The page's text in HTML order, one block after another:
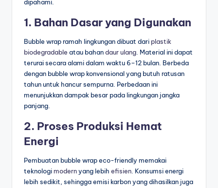
dipahami.
1. Bahan Dasar yang Digunakan
Bubble wrap ramah lingkungan dibuat dari plastik
biodegradable atau bahandaur ulang. Material ini dapat
terurai secara alami dalam waktu 6–12 bulan. Berbeda
dengan bubble wrap konvensional yang butuh ratusan
tahun untuk hancur sempurna. Perbedaan ini
menunjukkan dampak besar pada lingkungan jangka
panjang.
2. Proses Produksi Hemat
Energi
Pembuatan bubble wrap eco-friendly memakai
teknologi modernyang lebih efisien. Konsumsi energi
lebih sedikit, sehingga emisi karbon yang dihasilkan juga